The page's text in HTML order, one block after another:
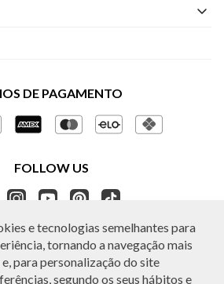
e tecnologias semelhantes para
tornando a navegação mais
para personalização do site
segundo os seus hábitos e
DE PAGAMENTO
FOLLOW US